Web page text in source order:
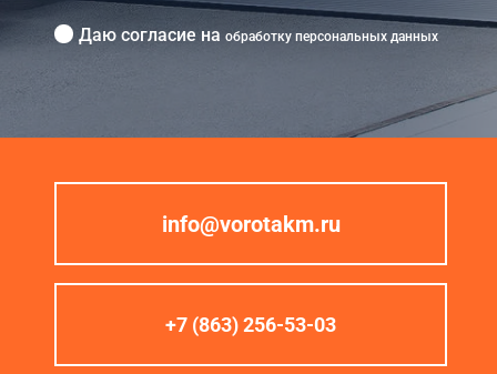
Даю согласие на обработку персональных данных
info@vorotakm.ru
+7 (863) 256-53-03